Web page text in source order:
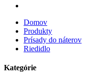
Domov
Produkty
Prísady do náterov
Riedidlo
Kategórie